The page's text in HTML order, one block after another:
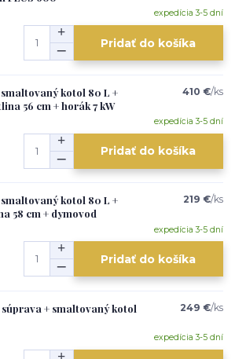
expedícia 3-5 dní
Pridať do košíka
kotol 80 L +
56 cm + horák 7 kW
410 €/ks
expedícia 3-5 dní
Pridať do košíka
kotol 80 L +
58 cm + dymovod
219 €/ks
expedícia 3-5 dní
Pridať do košíka
+ smaltovaný kotol
249 €/ks
expedícia 3-5 dní